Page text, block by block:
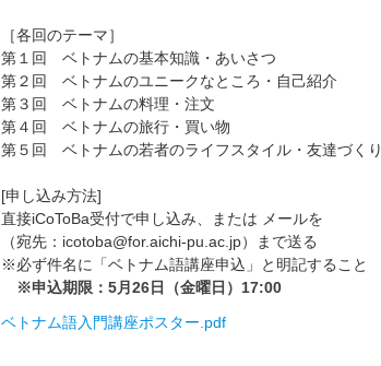
［各回のテーマ］
第１回 ベトナムの基本知識・あいさつ
第２回 ベトナムのユニークなところ・自己紹介
第３回 ベトナムの料理・注文
第４回 ベトナムの旅行・買い物
第５回 ベトナムの若者のライフスタイル・友達づくり
[申し込み方法]
直接iCoToBa受付で申し込み、または メールを
（宛先：icotoba@for.aichi-pu.ac.jp）まで送る
※必ず件名に「ベトナム語講座申込」と明記すること
※申込期限：5月26日（金曜日）17:00
ベトナム語入門講座ポスター.pdf